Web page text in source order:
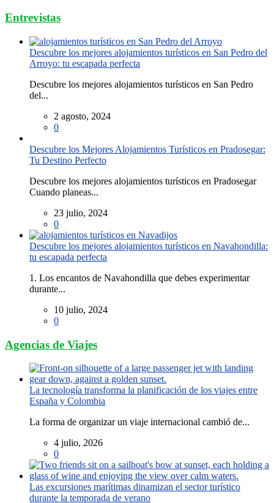
Entrevistas
Descubre los mejores alojamientos turísticos en San Pedro del
Arroyo: tu escapada perfecta
Descubre los mejores alojamientos turísticos en San Pedro
del...
2 agosto, 2024
0
Descubre los Mejores Alojamientos Turísticos en Pradosegar:
Tu Destino Perfecto
Descubre los mejores alojamientos turísticos en Pradosegar
Cuando planeas...
23 julio, 2024
0
Descubre los mejores alojamientos turísticos en Navahondilla:
tu escapada perfecta
1. Los encantos de Navahondilla que debes experimentar
durante...
10 julio, 2024
0
Agencias de Viajes
La tecnología transforma la planificación de los viajes entre
España y Colombia
La forma de organizar un viaje internacional cambió de...
4 julio, 2026
0
Las excursiones marítimas dinamizan el sector turístico
durante la temporada de verano